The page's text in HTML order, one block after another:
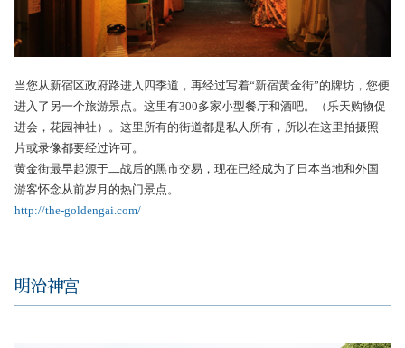
当您从新宿区政府路进入四季道，再经过写着“新宿黄金街”的牌坊，您便
进入了另一个旅游景点。这里有300多家小型餐厅和酒吧。（乐天购物促
进会，花园神社）。这里所有的街道都是私人所有，所以在这里拍摄照
片或录像都要经过许可。
黄金街最早起源于二战后的黑市交易，现在已经成为了日本当地和外国
游客怀念从前岁月的热门景点。
http://the-goldengai.com/
明治神宫